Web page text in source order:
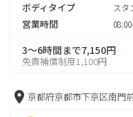
ボディタイプ スタ
営業時間
3～6時間まで7,150円
免責補償制度1,100円
京都府京都市下京区南門